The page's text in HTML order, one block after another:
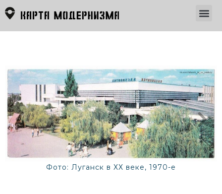
Фото: Луганск в ХХ веке, 1970-е